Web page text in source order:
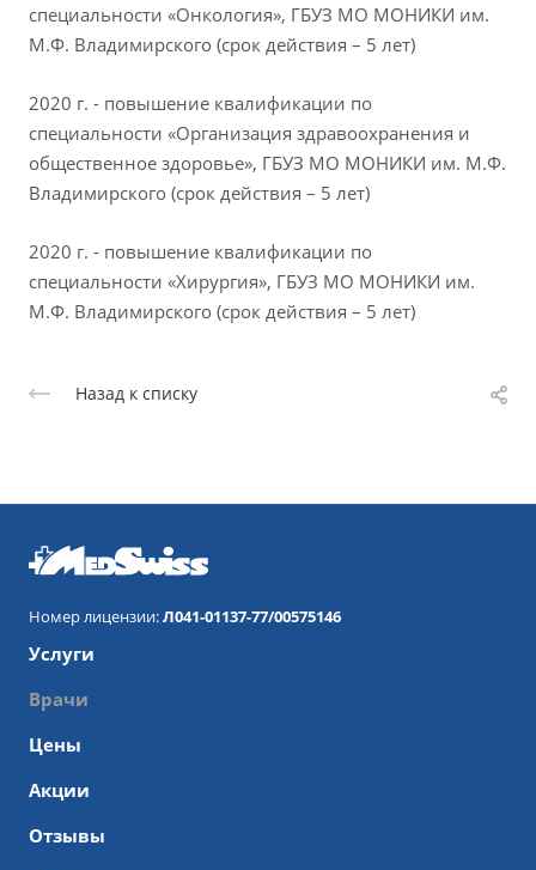
специальности «Онкология», ГБУЗ МО МОНИКИ им.
М.Ф. Владимирского (срок действия – 5 лет)
2020 г. - повышение квалификации по
специальности «Организация здравоохранения и
общественное здоровье», ГБУЗ МО МОНИКИ им. М.Ф.
Владимирского (срок действия – 5 лет)
2020 г. - повышение квалификации по
специальности «Хирургия», ГБУЗ МО МОНИКИ им.
М.Ф. Владимирского (срок действия – 5 лет)
Назад к списку
Номер лицензии:Л041-01137-77/00575146
Услуги
Врачи
Цены
Акции
Отзывы